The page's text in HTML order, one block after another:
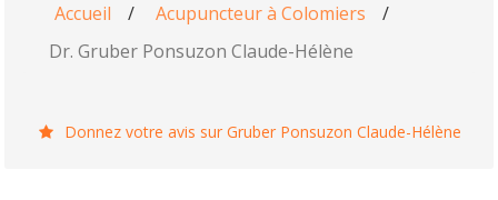
Accueil / Acupuncteur à Colomiers
/
Dr. Gruber Ponsuzon Claude-Hélène
Donnez votre avis sur Gruber Ponsuzon Claude-Hélène